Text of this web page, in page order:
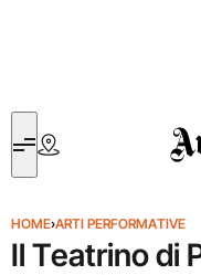
HOME›ARTI PERFORMATIVE
Il Teatrino di